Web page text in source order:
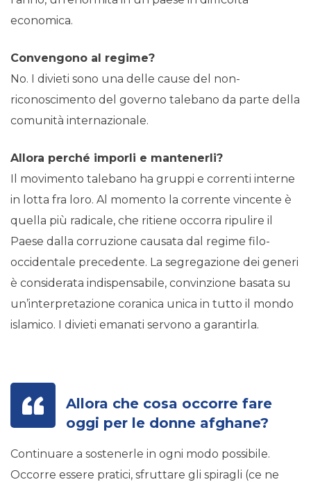
economica.
Convengono al regime?
No. I divieti sono una delle cause del non-
riconoscimento del governo talebano da parte della
comunità internazionale.
Allora perché imporli e mantenerli?
Il movimento talebano ha gruppi e correnti interne
in lotta fra loro. Al momento la corrente vincente è
quella più radicale, che ritiene occorra ripulire il
Paese dalla corruzione causata dal regime filo-
occidentale precedente. La segregazione dei generi
è considerata indispensabile, convinzione basata su
un’interpretazione coranica unica in tutto il mondo
islamico. I divieti emanati servono a garantirla.
Allora che cosa occorre fare
oggi per le donne afghane?
Continuare a sostenerle in ogni modo possibile.
Occorre essere pratici, sfruttare gli spiragli (ce ne